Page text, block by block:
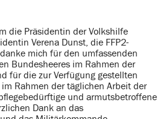
die Präsidentin der Volkshilfe
Verena Dunst, die FFP2-
mich für den umfassenden
Bundesheeres im Rahmen der
für die zur Verfügung gestellten
Rahmen der täglichen Arbeit der
und armutsbetroffene
Dank an das